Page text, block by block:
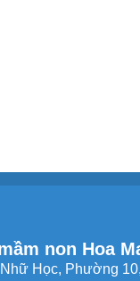
non Hoa
Học, Phường